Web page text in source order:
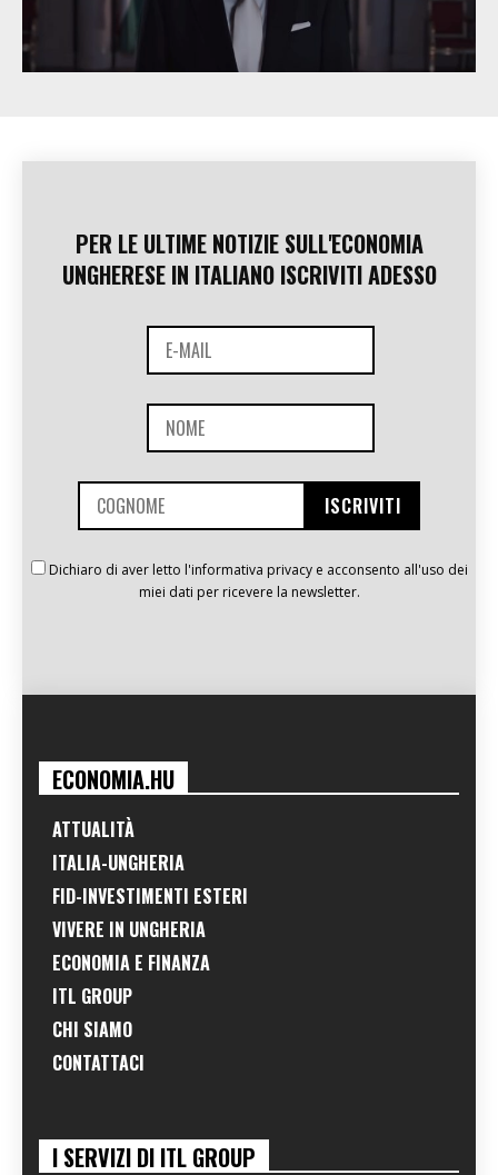
PER LE ULTIME NOTIZIE SULL'ECONOMIA
UNGHERESE IN ITALIANO ISCRIVITI ADESSO
Dichiaro di aver letto l'informativa privacy e acconsento all'uso dei
miei dati per ricevere la newsletter.
ECONOMIA.HU
ATTUALITÀ
ITALIA-UNGHERIA
FID-INVESTIMENTI ESTERI
VIVERE IN UNGHERIA
ECONOMIA E FINANZA
ITL GROUP
CHI SIAMO
CONTATTACI
I SERVIZI DI ITL GROUP